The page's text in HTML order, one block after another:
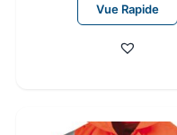
Vue Rapide